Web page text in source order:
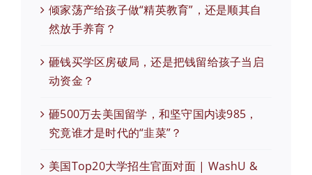
倾家荡产给孩子做“精英教育”，还是顺其自
然放手养育？
砸钱买学区房破局，还是把钱留给孩子当启
动资金？
砸500万去美国留学，和坚守国内读985，
究竟谁才是时代的“韭菜”？
美国Top20大学招生官面对面 | WashU &